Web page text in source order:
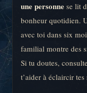
une personne se lit
bonheur quotidien.
avec toi dans six
familial montre des
Si tu doutes,
t’aider à éclaircir